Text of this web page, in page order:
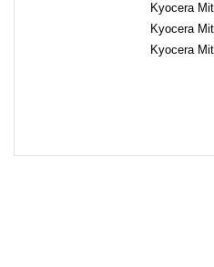
Kyocera
Kyocera
Kyocera